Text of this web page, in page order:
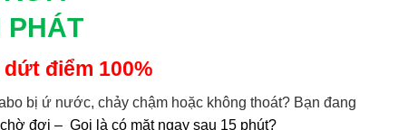
PHÁT
điểm 100%
bị ứ nước, chảy chậm hoặc không thoát? Bạn đang
đợi – Gọi là có mặt ngay sau 15 phút?